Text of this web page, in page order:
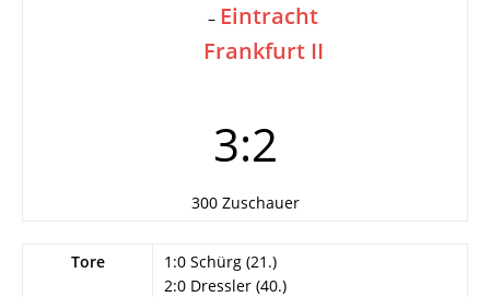
– Eintracht
Frankfurt II
3:2
300 Zuschauer
Tore
1:0 Schürg (21.)
2:0 Dressler (40.)